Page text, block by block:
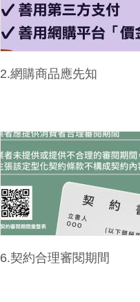
2.網購商品應先知
6.契約合理審閱期間